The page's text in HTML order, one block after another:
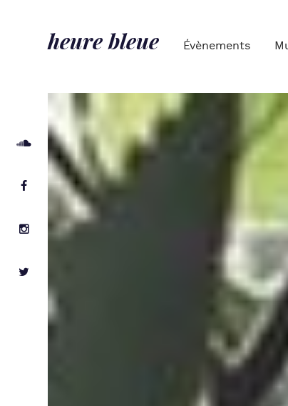
heure bleue Évènements